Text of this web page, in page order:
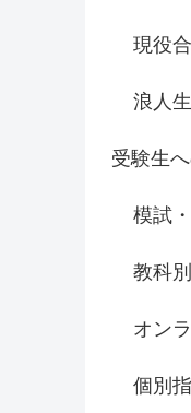
現役
浪人
受験生
模試
教科
オン
個別